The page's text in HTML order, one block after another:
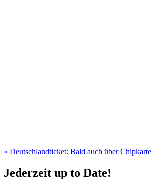
« Deutschlandticket: Bald auch über Chipkarte
Jederzeit up to Date!